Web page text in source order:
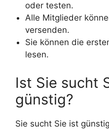
oder testen.
Alle Mitglieder
versenden.
Sie können die
lesen.
Ist Sie sucht
günstig?
Sie sucht Sie ist